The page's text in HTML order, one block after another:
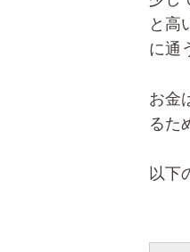
と高
に通
お金
るた
以下